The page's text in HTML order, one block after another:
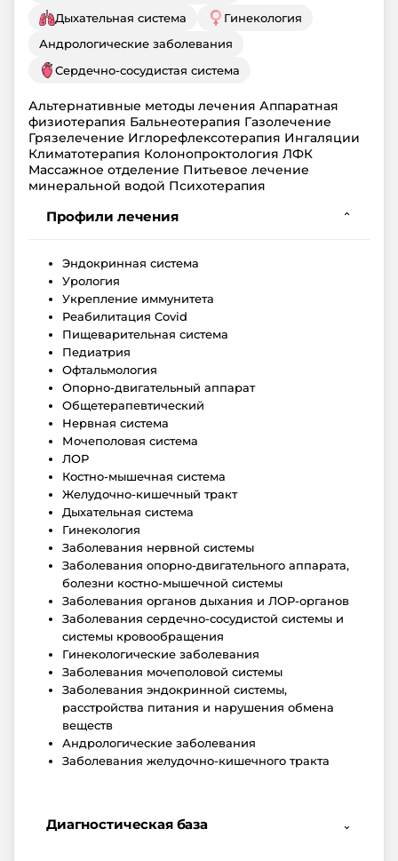
Дыхательная система
Гинекология
Андрологические заболевания
Сердечно-сосудистая система
Альтернативные методы лечения Аппаратная
физиотерапия Бальнеотерапия Газолечение
Грязелечение Иглорефлексотерапия Ингаляции
Климатотерапия Колонопроктология ЛФК
Массажное отделение Питьевое лечение
минеральной водой Психотерапия
Профили лечения ⌄
Эндокринная система
Урология
Укрепление иммунитета
Реабилитация Covid
Пищеварительная система
Педиатрия
Офтальмология
Опорно-двигательный аппарат
Общетерапевтический
Нервная система
Мочеполовая система
ЛОР
Костно-мышечная система
Желудочно-кишечный тракт
Дыхательная система
Гинекология
Заболевания нервной системы
Заболевания опорно-двигательного аппарата,
болезни костно-мышечной системы
Заболевания органов дыхания и ЛОР-органов
Заболевания сердечно-сосудистой системы и
системы кровообращения
Гинекологические заболевания
Заболевания мочеполовой системы
Заболевания эндокринной системы,
расстройства питания и нарушения обмена
веществ
Андрологические заболевания
Заболевания желудочно-кишечного тракта
Диагностическая база ⌄